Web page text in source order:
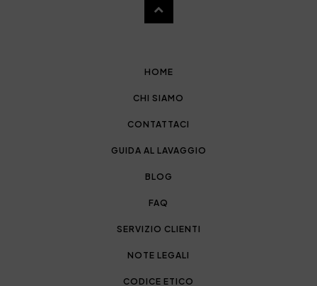
HOME
CHI SIAMO
CONTATTACI
GUIDA AL LAVAGGIO
BLOG
FAQ
SERVIZIO CLIENTI
NOTE LEGALI
CODICE ETICO